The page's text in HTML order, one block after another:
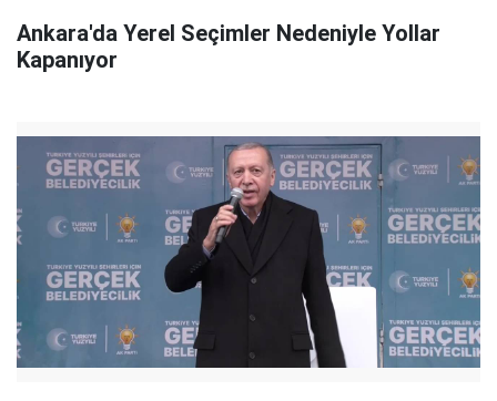
Ankara'da Yerel Seçimler Nedeniyle Yollar
Kapanıyor